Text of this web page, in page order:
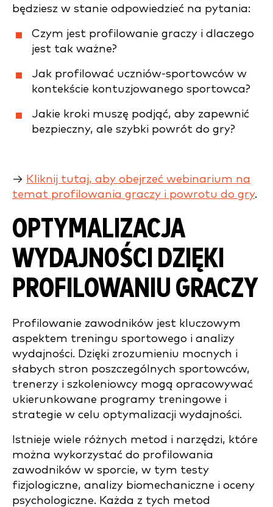
będziesz w stanie odpowiedzieć na pytania:
Czym jest profilowanie graczy i dlaczego
jest tak ważne?
Jak profilować uczniów-sportowców w
kontekście kontuzjowanego sportowca?
Jakie kroki muszę podjąć, aby zapewnić
bezpieczny, ale szybki powrót do gry?
→ Kliknij tutaj, aby obejrzeć webinarium na
temat profilowania graczy i powrotu do gry.
OPTYMALIZACJA
WYDAJNOŚCI DZIĘKI
PROFILOWANIU GRACZY
Profilowanie zawodników jest kluczowym
aspektem treningu sportowego i analizy
wydajności. Dzięki zrozumieniu mocnych i
słabych stron poszczególnych sportowców,
trenerzy i szkoleniowcy mogą opracowywać
ukierunkowane programy treningowe i
strategie w celu optymalizacji wydajności.
Istnieje wiele różnych metod i narzędzi, które
można wykorzystać do profilowania
zawodników w sporcie, w tym testy
fizjologiczne, analizy biomechaniczne i oceny
psychologiczne. Każda z tych metod